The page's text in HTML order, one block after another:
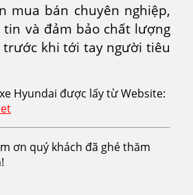
mua bán chuyên nghiệp,
và đảm bảo chất lượng
trước khi tới tay người tiêu
Hyundai được lấy từ Website:
ơn quý khách đã ghé thăm